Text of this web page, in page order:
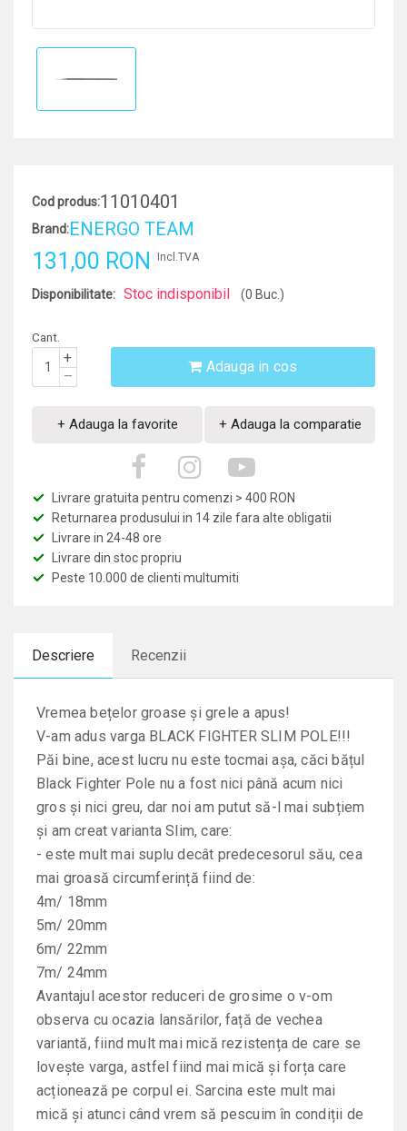
Cod produs:11010401
Brand:ENERGO TEAM
131,00 RON Incl.TVA
Disponibilitate: Stoc indisponibil (0 Buc.)
Cant.
+
–
Adauga in cos
+ Adauga la favorite + Adauga la comparatie
Livrare gratuita pentru comenzi > 400 RON
Returnarea produsului in 14 zile fara alte obligatii
Livrare in 24-48 ore
Livrare din stoc propriu
Peste 10.000 de clienti multumiti
Descriere Recenzii
Vremea bețelor groase și grele a apus!
V-am adus varga BLACK FIGHTER SLIM POLE!!!
Păi bine, acest lucru nu este tocmai așa, căci bățul
Black Fighter Pole nu a fost nici până acum nici
gros și nici greu, dar noi am putut să-l mai subțiem
și am creat varianta Slim, care:
- este mult mai suplu decât predecesorul său, cea
mai groasă circumferință fiind de:
4m/ 18mm
5m/ 20mm
6m/ 22mm
7m/ 24mm
Avantajul acestor reduceri de grosime o v-om
observa cu ocazia lansărilor, față de vechea
variantă, fiind mult mai mică rezistența de care se
lovește varga, astfel fiind mai mică și forța care
acționează pe corpul ei. Sarcina este mult mai
mică și atunci când vrem să pescuim în condiții de